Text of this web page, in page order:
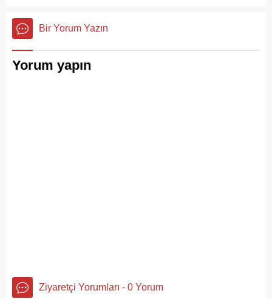
Bir Yorum Yazın
Yorum yapın
Ziyaretçi Yorumları - 0 Yorum